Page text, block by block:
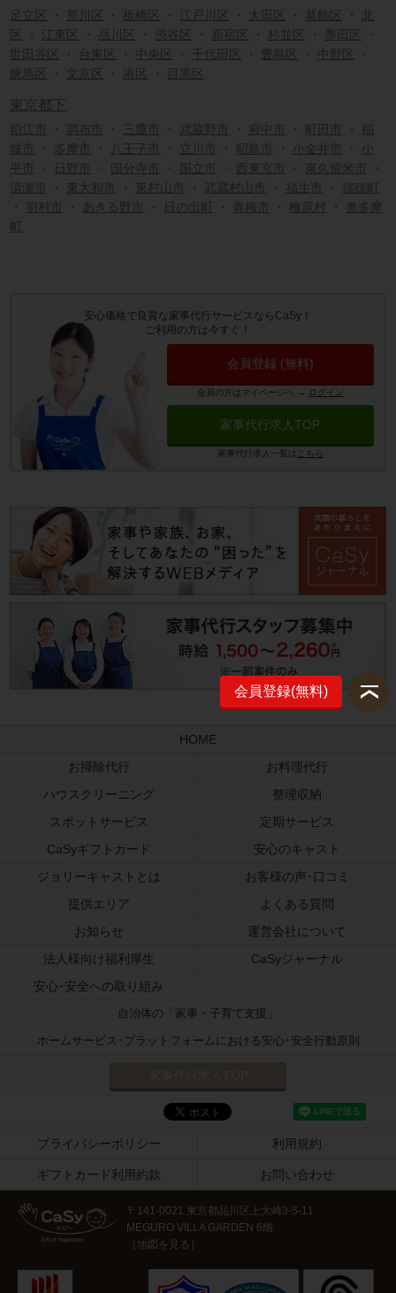
足立区 ・ 荒川区 ・板橋区 ・ 江戸川区 ・ 大田区 ・ 葛飾区 ・ 北
区
・ 江東区 ・ 品川区 ・ 渋谷区 ・ 新宿区 ・杉並区 ・ 墨田区
・
世田谷区
・ 台東区 ・ 中央区 ・ 千代田区 ・ 豊島区 ・ 中野区
・
練馬区
・ 文京区 ・ 港区 ・ 目黒区
東京都下
狛江市 ・ 調布市 ・ 三鷹市 ・ 武蔵野市 ・ 府中市 ・ 町田市 ・ 稲
城市
・ 多摩市 ・ 八王子市 ・ 立川市 ・ 昭島市 ・ 小金井市 ・ 小
平市
・ 日野市 ・ 国分寺市 ・ 国立市 ・ 西東京市 ・ 東久留米市
・
清瀬市
・ 東大和市 ・ 東村山市 ・ 武蔵村山市 ・ 福生市 ・
瑞穂町
・ 羽村市 ・ あきる野市 ・ 日の出町 ・ 青梅市 ・ 檜原村 ・
奥多摩
町
安心価格で良質な家事代行サービスならCaSy！
ご利用の方は今すぐ！
会員登録 (無料)
会員の方はマイページへ → ログイン
家事代行求人TOP
家事代行求人一覧は こちら
会員登録(無料)
HOME
お掃除代行
お料理代行
ハウスクリーニング
整理収納
スポットサービス
定期サービス
CaSyギフトカード
安心のキャスト
ジョリーキャストとは
お客様の声･口コミ
提供エリア
よくある質問
お知らせ
運営会社について
法人様向け福利厚生
CaSyジャーナル
安心･安全への取り組み
自治体の「家事・子育て支援」
ホームサービス･プラットフォームにおける安心･安全行動原則
プライバシーポリシー 利用規約
ギフトカード利用約款 お問い合わせ
〒141-0021 東京都品川区上大崎3-5-11
MEGURO VILLA GARDEN 6階
［地図を見る ］